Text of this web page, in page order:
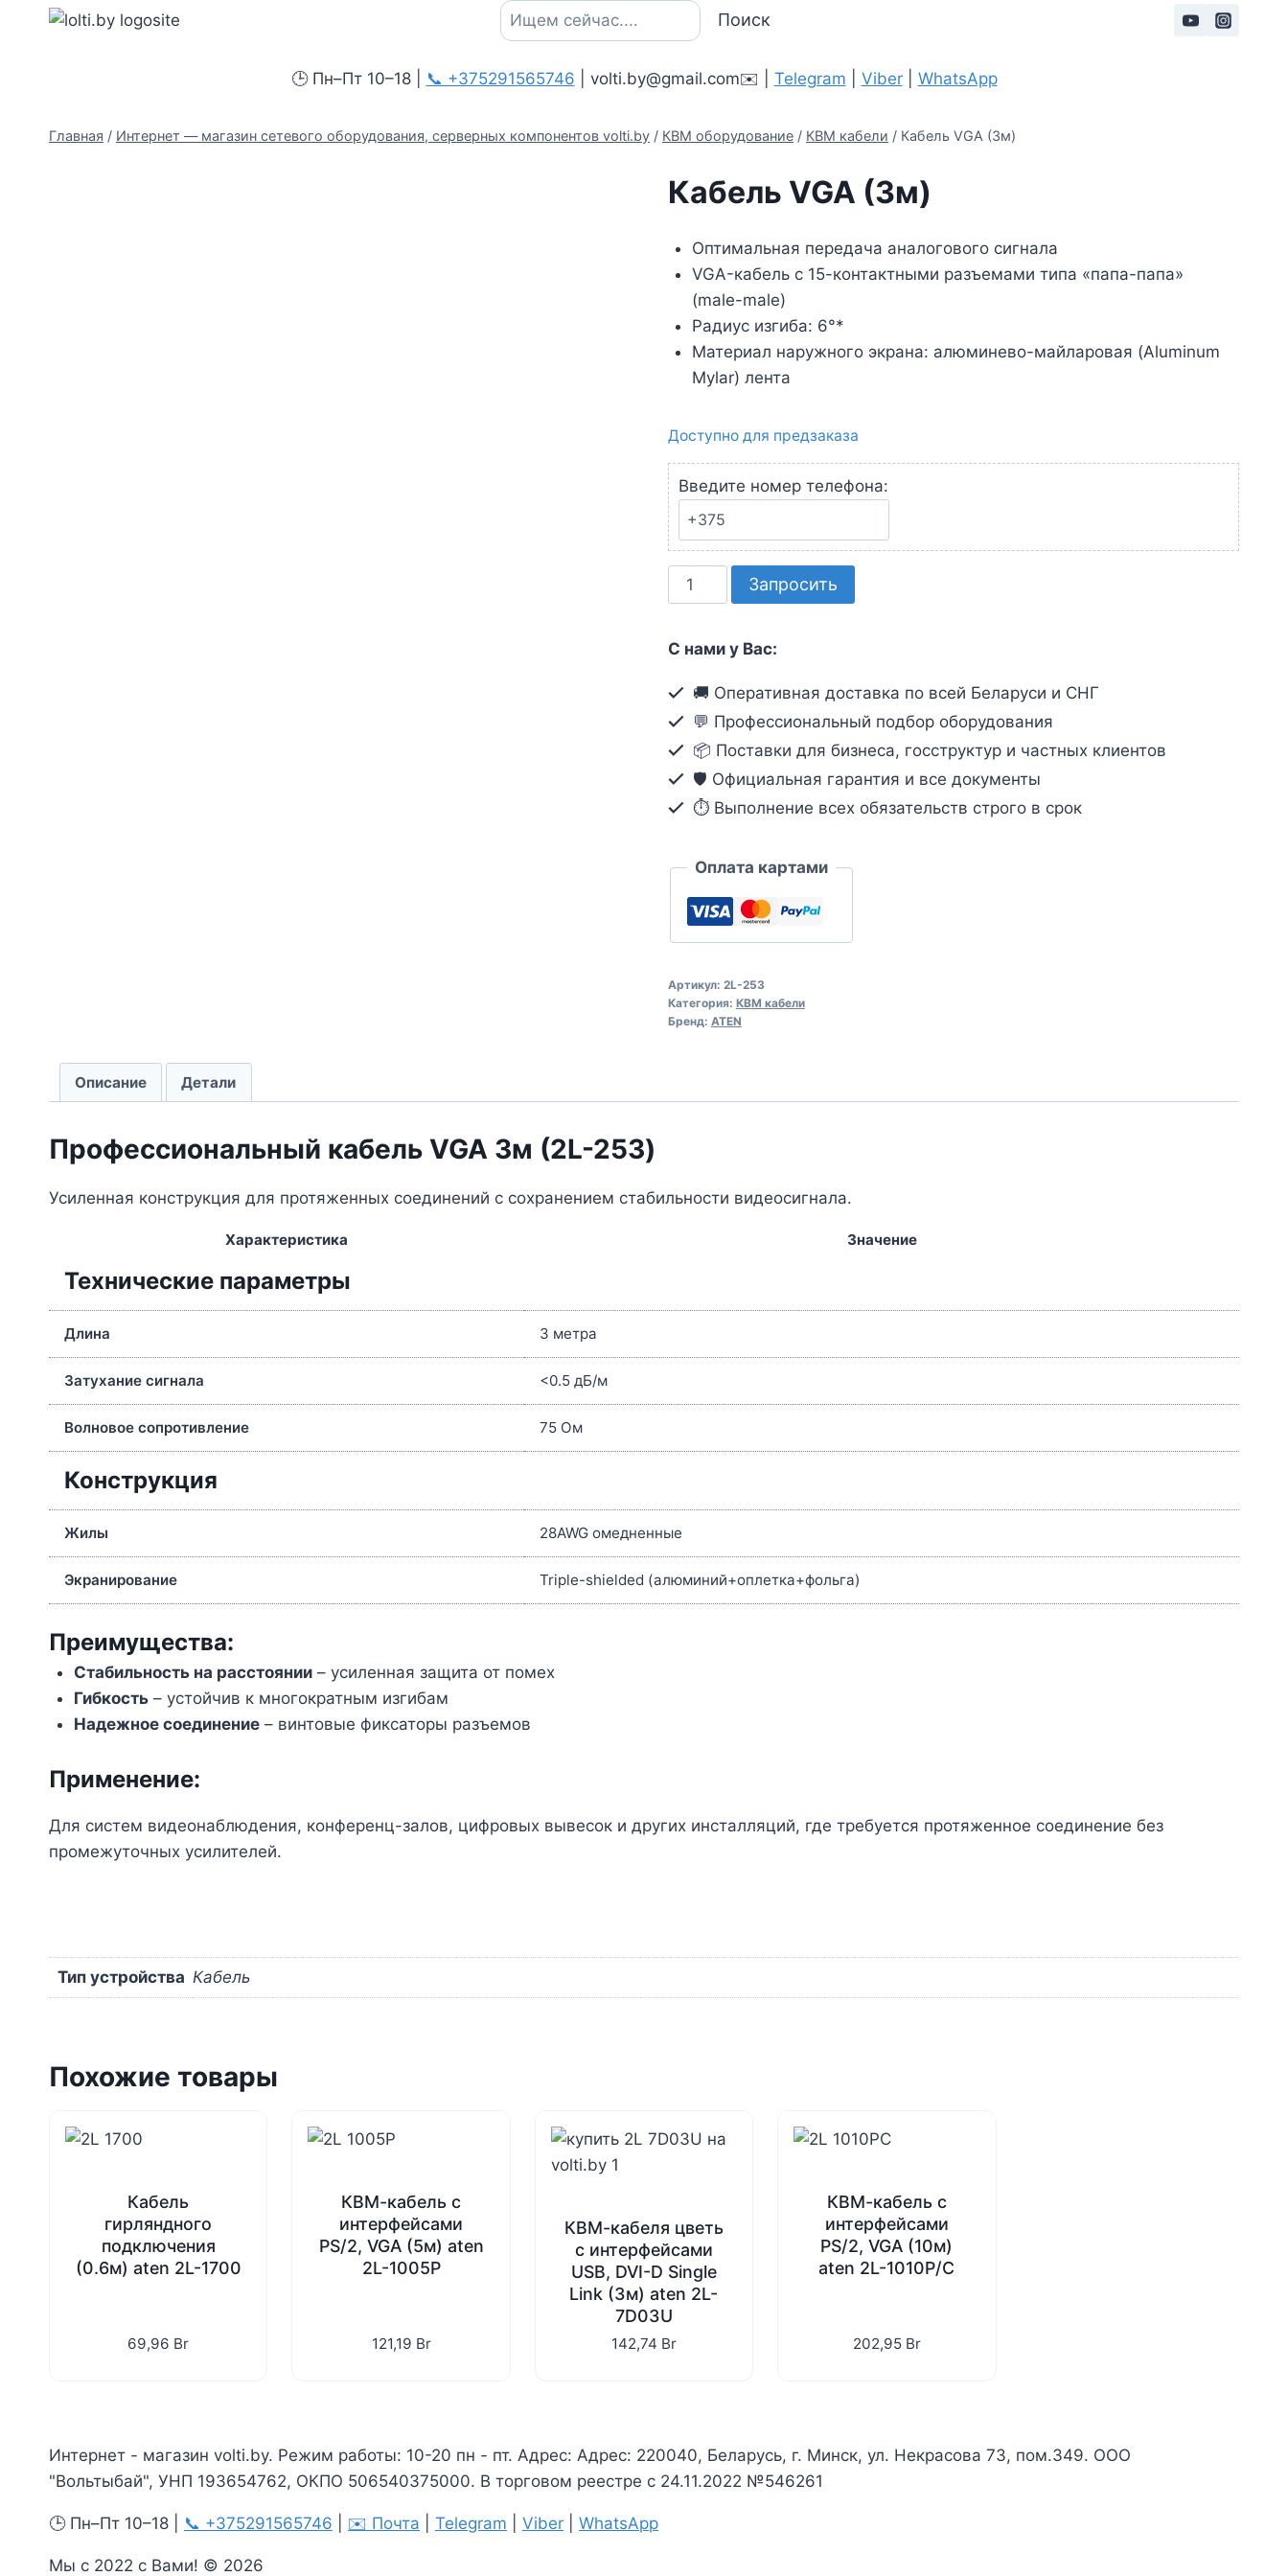
Перейти
Поиск
🕒 Пн–Пт 10–18 | 📞 +375291565746 | volti.by@gmail.com✉️ | Telegram Viber| WhatsApp
Главная / Интернет — магазин сетевого оборудования, серверных компонентов volti.by / КВМ оборудование / КВМ кабели / Кабель VGA (3м)
Кабель VGA (3м)
Оптимальная передача аналогового сигнала
VGA-кабель с 15-контактными разъемами типа «папа-папа»
(male-male)
Радиус изгиба: 6°*
Материал наружного экрана: алюминево-майларовая (Aluminum
Mylar) лента
Доступно для предзаказа
Введите номер телефона:
Количество
товара
VGA
Запросить
С нами у Вас:
🚚 Оперативная доставка по всей Беларуси и СНГ
💬 Профессиональный подбор оборудования
📦 Поставки для бизнеса, госструктур и частных клиентов
🛡️ Официальная гарантия и все документы
⏱ Выполнение всех обязательств строго в срок
Оплата картами
Артикул: 2L-253
Категория: КВМ кабели
Бренд: ATEN
Описание Детали
Профессиональный кабель VGA 3м (2L-253)
Усиленная конструкция для протяженных соединений с сохранением стабильности видеосигнала.
Характеристика Значение
Технические параметры
Длина 3 метра
Затухание сигнала <0.5 дБ/м
Волновое сопротивление 75 Ом
Конструкция
Жилы 28AWG омедненные
Экранирование Triple-shielded (алюминий+оплетка+фольга)
Преимущества:
Стабильность на расстоянии– усиленная защита от помех
Гибкость– устойчив к многократным изгибам
Надежное соединение– винтовые фиксаторы разъемов
Применение:
Для систем видеонаблюдения, конференц-залов, цифровых вывесок и других инсталляций, где требуется протяженное соединение без
промежуточных усилителей.
Тип устройства Кабель
Похожие товары
Кабель
гирляндного
подключения
(0.6м) aten 2L-1700
69,96 Br
КВМ-кабель с
интерфейсами
PS/2, VGA (5м) aten
2L-1005P
121,19 Br
КВМ-кабеля цветь
с интерфейсами
USB, DVI-D Single
Link (3м) aten 2L-
7D03U
142,74 Br
КВМ-кабель с
интерфейсами
PS/2, VGA (10м)
aten 2L-1010P/C
202,95 Br
Интернет - магазин volti.by. Режим работы: 10-20 пн - пт. Адрес: Адрес: 220040, Беларусь, г. Минск, ул. Некрасова 73, пом.349. ООО
"Вольтыбай", УНП 193654762, ОКПО 506540375000. В торговом реестре с 24.11.2022 №546261
🕒 Пн–Пт 10–18 | 📞 +375291565746 ✉️ Почта Telegram Viber WhatsApp
Мы с 2022 с Вами! © 2026